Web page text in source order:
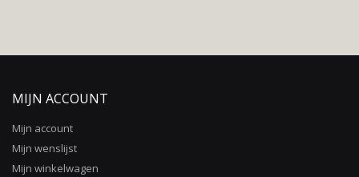
MIJN ACCOUNT
Mijn account
Mijn wenslijst
Mijn winkelwagen